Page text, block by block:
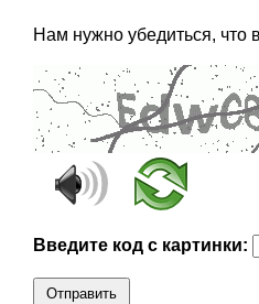
Нам нужно убедиться, что
Введите код с картинки:
Отправить